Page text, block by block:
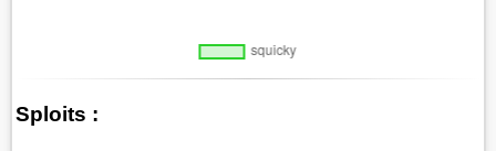
Sploits :